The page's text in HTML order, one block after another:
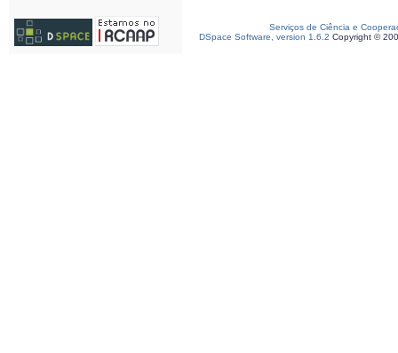
Serviços de Ciência e
DSpace Software, version 1.6.2 Copyright ©